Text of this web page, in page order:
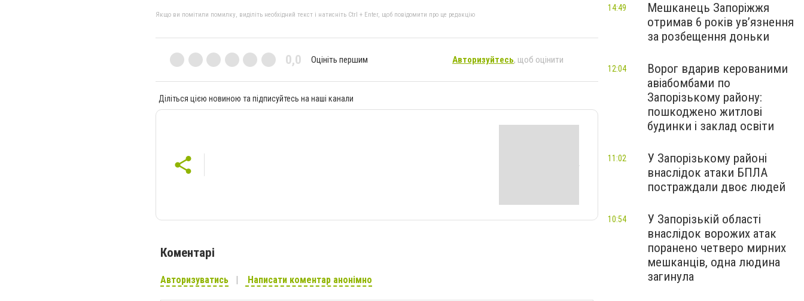
Якщо ви помітили помилку, виділіть необхідний текст і натисніть Ctrl + Enter, щоб повідомити про це редакцію
0,0 Оцініть першим Авторизуйтесь, щоб оцінити
Діліться цією новиною та підписуйтесь на наші канали
Коментарі
Авторизуватись Написати коментар анонімно
Мешканець Запоріжжя
отримав 6 років увʼязнення
за розбещення доньки
14:49
Ворог вдарив керованими
авіабомбами по
Запорізькому району:
пошкоджено житлові
будинки і заклад освіти
12:04
У Запорізькому районі
внаслідок атаки БПЛА
постраждали двоє людей
11:02
У Запорізькій області
внаслідок ворожих атак
поранено четверо мирних
мешканців, одна людина
загинула
10:54